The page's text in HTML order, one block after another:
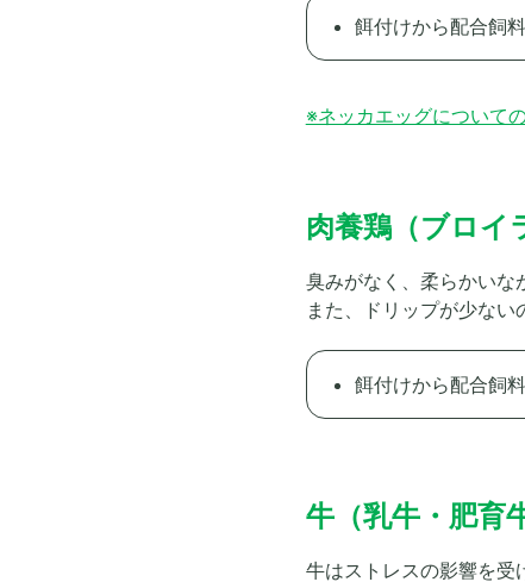
餌付けから配合飼
※ネッカエッグについて
肉養鶏（ブロイ
臭みがなく、柔らかいな
また、ドリップが少ない
餌付けから配合飼
牛（乳牛・肥育
牛はストレスの影響を受